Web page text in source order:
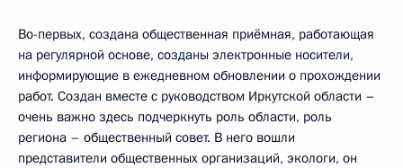
Во-первых, создана общественная приёмная, работающая
на регулярной основе, созданы электронные носители,
информирующие в ежедневном обновлении о прохождении
работ. Создан вместе с руководством Иркутской области –
очень важно здесь подчеркнуть роль области, роль
региона – общественный совет. В него вошли
представители общественных организаций, экологи, он